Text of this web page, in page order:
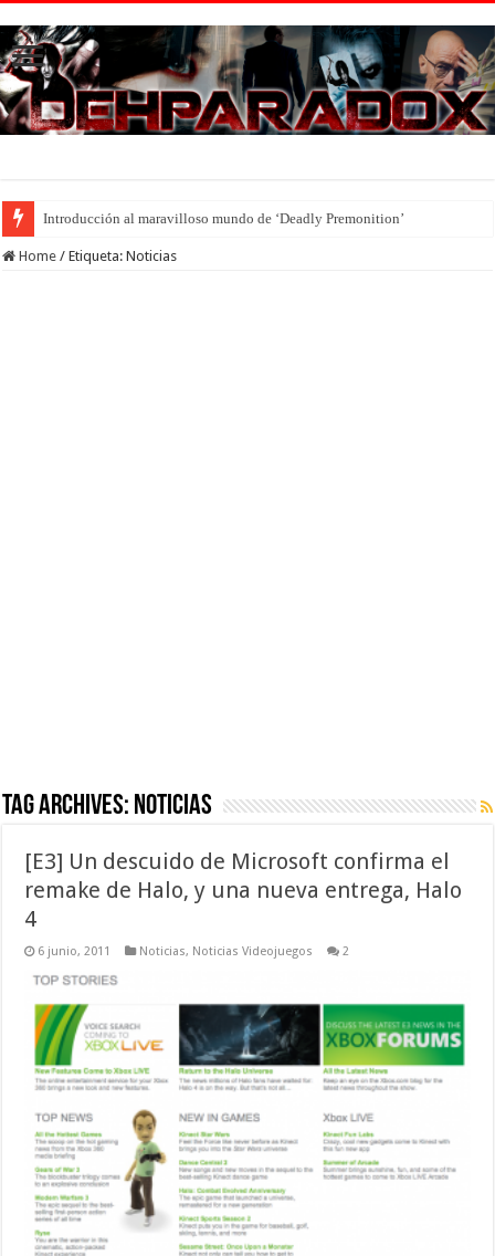
Introducción al maravilloso mundo de ‘Deadly Premonition’
Home / Etiqueta:Noticias
Tag Archives: Noticias
[E3] Un descuido de Microsoft confirma el
remake de Halo, y una nueva entrega, Halo
4
6 junio, 2011 Noticias, Noticias Videojuegos 2